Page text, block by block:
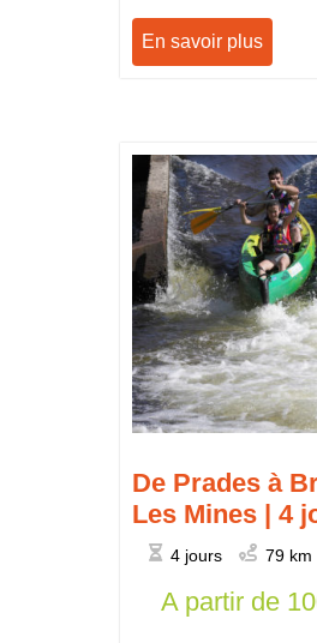
En savoir plus
De Prades à
Les Mines | 4
4 jours 79 km
A partir de